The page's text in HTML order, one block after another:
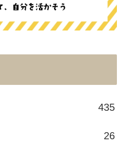
435
26